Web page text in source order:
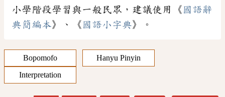
小學階段學習與一般民眾，建議使用《 國語辭
典簡編本》、《 國語小字典》。
Bopomofo
Hanyu Pinyin
Interpretation